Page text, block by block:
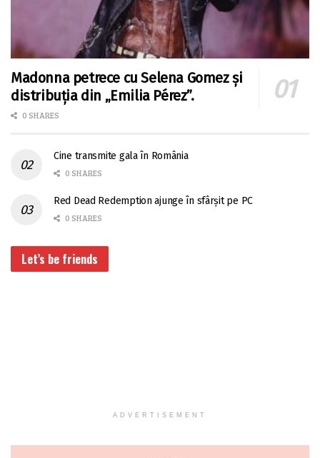
Madonna petrece cu Selena Gomez și
distribuția din „Emilia Pérez”.
0 SHARES
Cine transmite gala în România
0 SHARES
Red Dead Redemption ajunge în sfârșit pe PC
0 SHARES
Let’s be friends
ADVERTISEMENT